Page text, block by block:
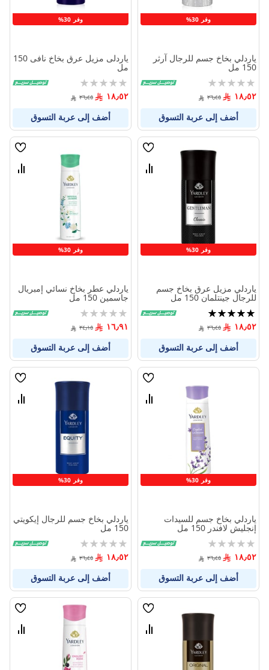
وفر 30%
ياردلي بخاخ جسم للرجال آرثر
150 مل
Rating:
0%
١٨٫٥٢ ٢٦٫٤٥
أضف إلى عربة التسوق
وفر 30%
ياردلى مزيل عرق بخاخ نافى 150
مل
Rating:
0%
١٨٫٥٢ ٢٦٫٤٥
أضف إلى عربة التسوق
وفر 30%
قائمة
قارن
ياردلي مزيل عرق بخاخ جسم
للرجال جينتلمان 150 مل
تقييم:
100%
١٨٫٥٢ ٢٦٫٤٥
أضف إلى عربة التسوق
وفر 30%
قائمة
قارن
ياردلي عطر بخاخ نسائي إمبريال
جاسمين 150 مل
Rating:
0%
١٦٫٩١ ٢٤٫١٥
أضف إلى عربة التسوق
وفر 30%
قائمة
قارن
ياردلي بخاخ جسم للسيدات
إنجليش لافندر 150 مل
Rating:
0%
١٨٫٥٢ ٢٦٫٤٥
أضف إلى عربة التسوق
وفر 30%
قائمة
قارن
ياردلي بخاخ جسم للرجال إيكويتي
150 مل
Rating:
0%
١٨٫٥٢ ٢٦٫٤٥
أضف إلى عربة التسوق
قائمة
قارن
قائمة
قارن